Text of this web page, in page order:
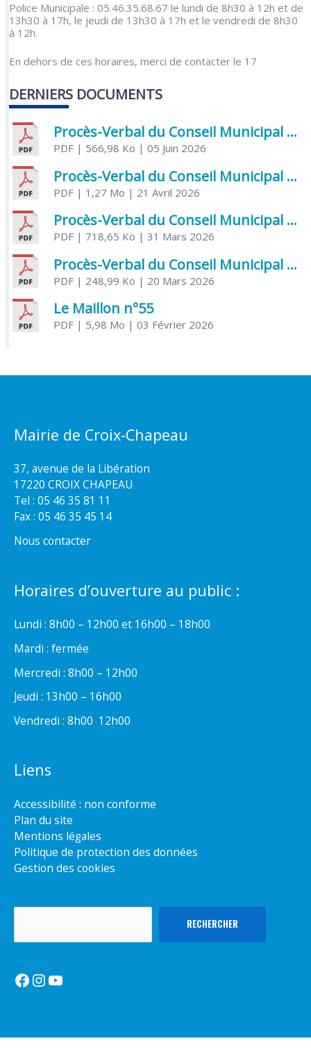
Police Municipale : 05.46.35.68.67 le lundi de 8h30 à 12h et de
13h30 à 17h, le jeudi de 13h30 à 17h et le vendredi de 8h30
à 12h.
En dehors de ces horaires, merci de contacter le 17
DERNIERS DOCUMENTS
Procès-Verbal du Conseil Municipal du 5 juin 2026
PDF| 566,98 Ko | 05 Juin 2026
Procès-Verbal du Conseil Municipal du 21 avril 2026
PDF| 1,27 Mo | 21 Avril 2026
Procès-Verbal du Conseil Municipal du 31 mars 2026
PDF| 718,65 Ko | 31 Mars 2026
Procès-Verbal du Conseil Municipal du 20 mars 2026
PDF| 248,99 Ko | 20 Mars 2026
Le Maillon n°55
PDF| 5,98 Mo | 03 Février 2026
Mairie de Croix-Chapeau
37, avenue de la Libération
17220 CROIX CHAPEAU
Tel : 05 46 35 81 11
Fax : 05 46 35 45 14
Nous contacter
Horaires d’ouverture au public :
Lundi : 8h00 – 12h00 et 16h00 – 18h00
Mardi : fermée
Mercredi : 8h00 – 12h00
Jeudi : 13h00 – 16h00
Vendredi : 8h00  12h00
Liens
Accessibilité : non conforme
Plan du site
Mentions légales
Politique de protection des données
Gestion des cookies
RECHERCHER
Facebook
Instagram
YouTube